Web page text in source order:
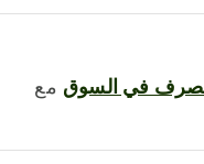
في السوق مع